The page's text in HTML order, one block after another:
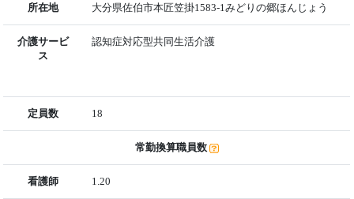
所在地 大分県佐伯市本匠笠掛1583-1みどりの郷ほんじょう
介護サービ
ス
認知症対応型共同生活介護
定員数 18
常勤換算職員数
看護師 1.20